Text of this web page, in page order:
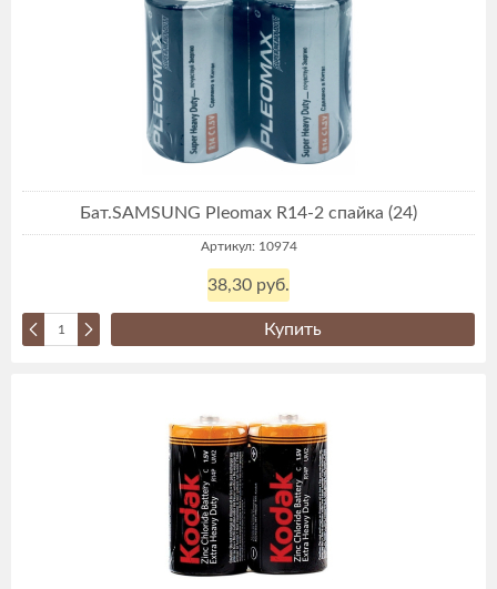
Бат.SAMSUNG Pleomax R14-2 спайка (24)
Артикул: 10974
38,30 руб.
Купить